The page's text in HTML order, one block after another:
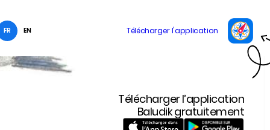
FR EN
Télécharger l’application
Baludik gratuitement